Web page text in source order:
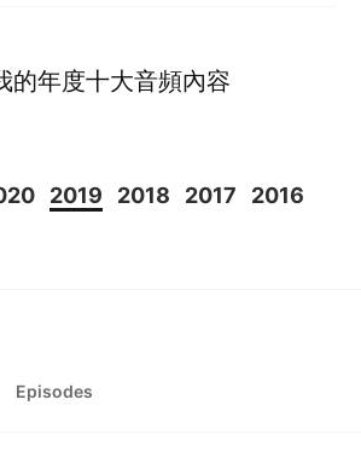
的年度十大音頻內容
2019 2018 2017
2016
Episodes